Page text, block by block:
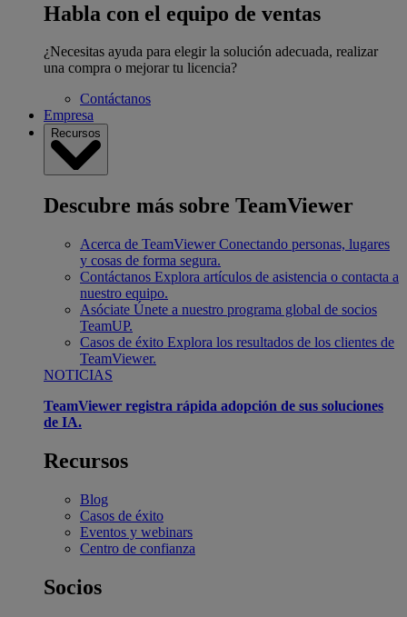
Habla con el equipo de ventas
¿Necesitas ayuda para elegir la solución adecuada, realizar
una compra o mejorar tu licencia?
Contáctanos
Empresa
Recursos
Descubre más sobre TeamViewer
Acerca de TeamViewer Conectando personas, lugares
y cosas de forma segura.
Contáctanos Explora artículos de asistencia o contacta a
nuestro equipo.
Asóciate Únete a nuestro programa global de socios
TeamUP.
Casos de éxito Explora los resultados de los clientes de
TeamViewer.
NOTICIAS
TeamViewer registra rápida adopción de sus soluciones
de IA.
Recursos
Blog
Casos de éxito
Eventos y webinars
Centro de confianza
Socios